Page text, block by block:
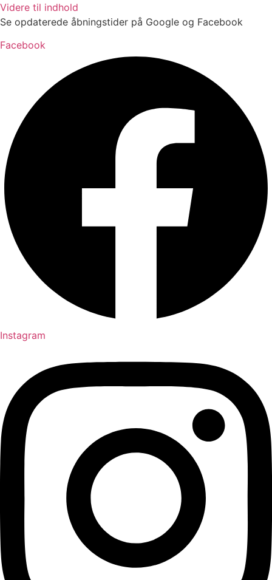
Videre til indhold
Se opdaterede åbningstider på Google og Facebook
Facebook
Instagram